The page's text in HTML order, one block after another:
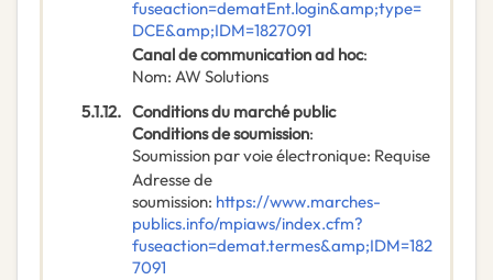
fuseaction=dematEnt.login&amp;type=
DCE&amp;IDM=1827091
Canal de communication ad hoc:
Nom: AW Solutions
5.1.12. Conditions du marché public
Conditions de soumission:
Soumission par voie électronique: Requise
Adresse de
soumission: https://www.marches-
publics.info/mpiaws/index.cfm?
fuseaction=demat.termes&amp;IDM=182
7091